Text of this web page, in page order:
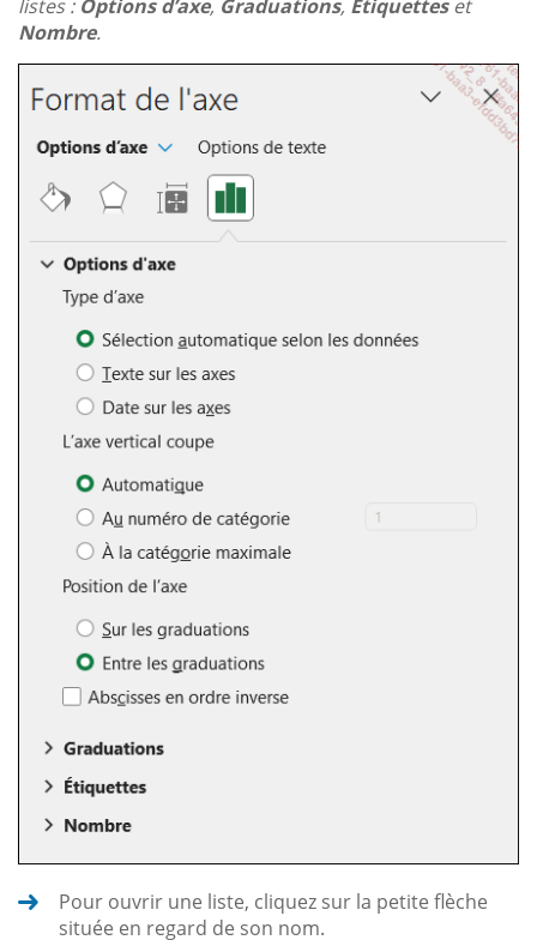
listes : Options d’axe, Graduations, Étiquetteset
Nombre.
Pour ouvrir une liste, cliquez sur la petite flèche
située en regard de son nom.